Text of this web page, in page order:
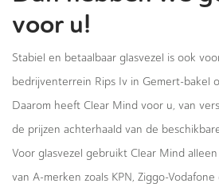
voor u!
Stabiel en betaalbaar glasvezel is ook
bedrijventerrein Rips Iv in Gemert-bakel
Daarom heeft Clear Mind voor u, van
de prijzen achterhaald van de
Voor glasvezel gebruikt Clear Mind
van A-merken zoals KPN, Ziggo-